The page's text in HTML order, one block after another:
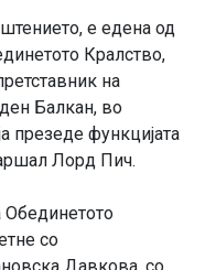
е едена од
Кралство,
на
Балкан, во
презеде функцијата
Лорд Пич.
Обединетото
со